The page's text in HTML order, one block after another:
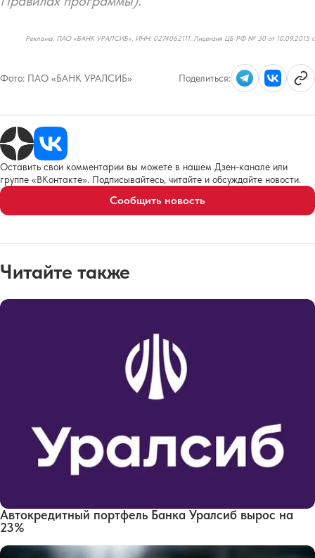
Реклама. ПАО «БАНК УРАЛСИБ». ИНН: 0274062111. Лицензия ЦБ РФ № 30 от 10.09.2015 г.
Фото: ПАО «БАНК УРАЛСИБ» Поделиться:
Оставить свои комментарии вы можете в нашем Дзен-канале или
группе «ВКонтакте». Подписывайтесь, читайте и обсуждайте новости.
Сообщить новость
Читайте также
Автокредитный портфель Банка Уралсиб вырос на
23%